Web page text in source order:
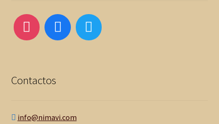
Contactos
info@nimavi.com